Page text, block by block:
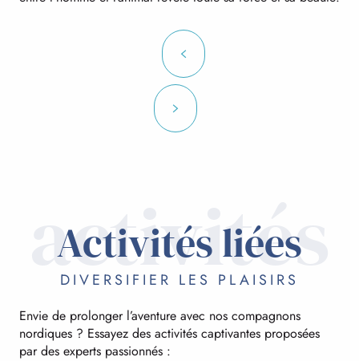
activités
Activités liées
DIVERSIFIER LES PLAISIRS
Envie de prolonger l’aventure avec nos compagnons
nordiques ? Essayez des activités captivantes proposées
par des experts passionnés :